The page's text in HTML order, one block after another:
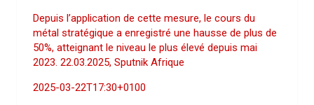
Depuis l’application de cette mesure, le cours du
métal stratégique a enregistré une hausse de plus de
50%, atteignant le niveau le plus élevé depuis mai
2023. 22.03.2025, Sputnik Afrique
2025-03-22T17:30+0100